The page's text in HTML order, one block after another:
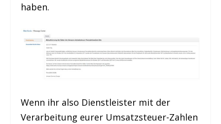
haben.
Wenn ihr also Dienstleister mit der
Verarbeitung eurer Umsatzsteuer-Zahlen